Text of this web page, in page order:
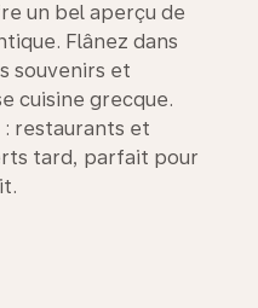
un bel aperçu de
Flânez dans
souvenirs et
cuisine grecque.
: restaurants et
tard, parfait pour